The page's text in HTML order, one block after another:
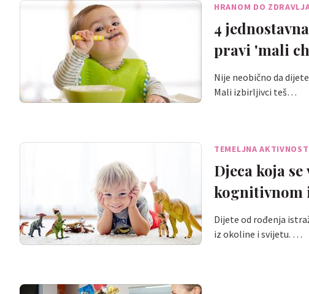
HRANOM DO
4
pravi 'mali
Nije neobično da
Mali izbirljivci teš…
TEMELJNA AKTIVNOST
Djeca koja
kognitivnom
Dijete od rođenja
iz okoline i svijetu. …